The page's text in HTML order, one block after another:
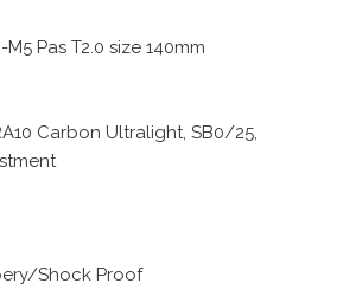
Pas T2.0 size 140mm
Carbon Ultralight, SB0/25,
Shock Proof